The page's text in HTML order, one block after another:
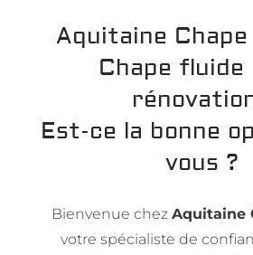
Aquitaine
Chape fluide
Est-ce la bonne
vous ?
Bienvenue chez Aquitaine
votre spécialiste de